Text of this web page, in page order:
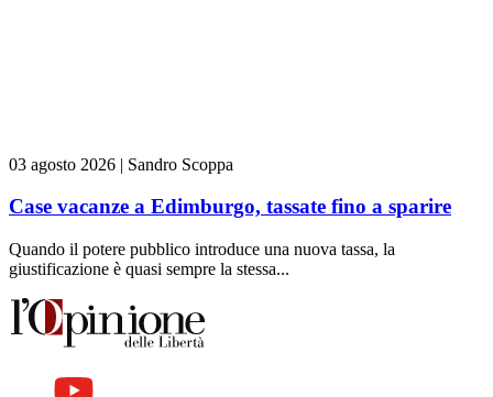
03 agosto 2026 | Sandro Scoppa
Case vacanze a Edimburgo, tassate fino a sparire
Quando il potere pubblico introduce una nuova tassa, la
giustificazione è quasi sempre la stessa...